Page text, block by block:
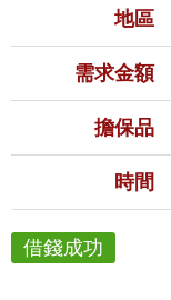
地區
需求金額
擔保品
時間
借錢成功